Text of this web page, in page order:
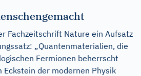
Fachzeitschrift Nature ein Aufsatz
„Quantenmaterialien, die
Fermionen beherrscht
Eckstein der modernen Physik